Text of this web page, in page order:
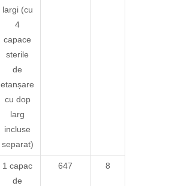
largi (cu
4
capace
sterile
de
etanșare
cu dop
larg
incluse
separat)
1 capac
de
647 8